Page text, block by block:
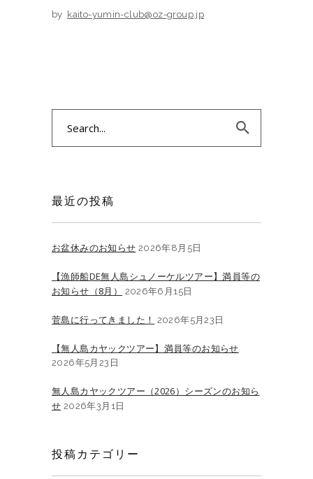
by kaito-yumin-club@oz-group.jp
最近の投稿
お盆休みのお知らせ 2026年8月5日
【漁師船DE無人島シュノーケルツアー】満員等の
お知らせ（8月）
2026年6月15日
菅島に行ってきました！ 2026年5月23日
【無人島カヤックツアー】満員等のお知らせ
2026年5月23日
無人島カヤックツアー（2026）シーズンのお知ら
せ 2026年3月1日
投稿カテゴリー